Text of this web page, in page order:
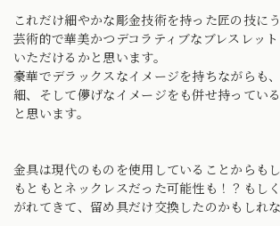
これだけ細やかな彫金技術を持った匠の技に
芸術的で華美かつデコラティブなブレスレッ
いただけるかと思います。
豪華でデラックスなイメージを持ちながらも
細、そして儚げなイメージをも併せ持ってい
と思います。
金具は現代のものを使用していることからも
もともとネックレスだった可能性も！？もし
がれてきて、留め具だけ交換したのかもしれな